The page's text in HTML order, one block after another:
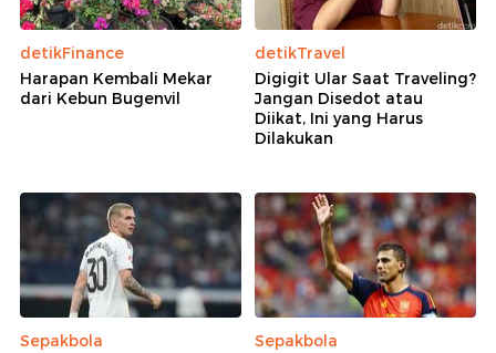
detikFinance
Harapan Kembali Mekar
dari Kebun Bugenvil
detikTravel
Digigit Ular Saat Traveling?
Jangan Disedot atau
Diikat, Ini yang Harus
Dilakukan
Sepakbola
Sepakbola